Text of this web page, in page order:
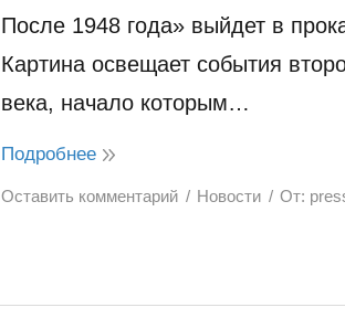
После 1948 года» выйдет в
Картина освещает события
века, начало которым…
Подробнее
Оставить комментарий Новости От: